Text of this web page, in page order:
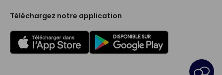
Téléchargez notre application